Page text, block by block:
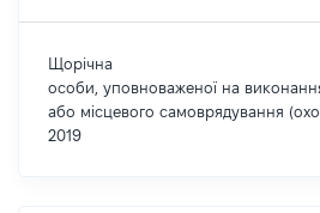
Щорічна
особи, уповноваженої на
або місцевого самоврядування
2019